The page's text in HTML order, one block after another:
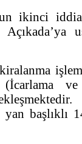
ikinci
ve
başlıklı